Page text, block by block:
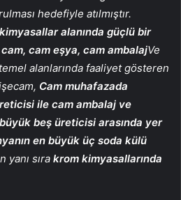
hedefiyle atılmıştır.
alanında güçlü bir
cam eşya, cam ambalajVe
alanlarında faaliyet gösteren
Cam muhafazada
ile cam ambalaj ve
beş üreticisi arasında yer
en büyük üç soda külü
yanı sıra krom kimyasallarında